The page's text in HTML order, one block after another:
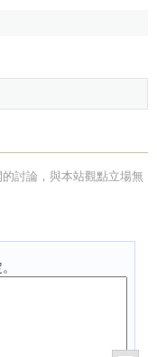
站測試可以根據網
等要求進行。測試
伺服器上，這樣既可
發現問題後能夠及
之前首先應該在
。
覽者訪問。目前用於
討論，與本站觀點立場無